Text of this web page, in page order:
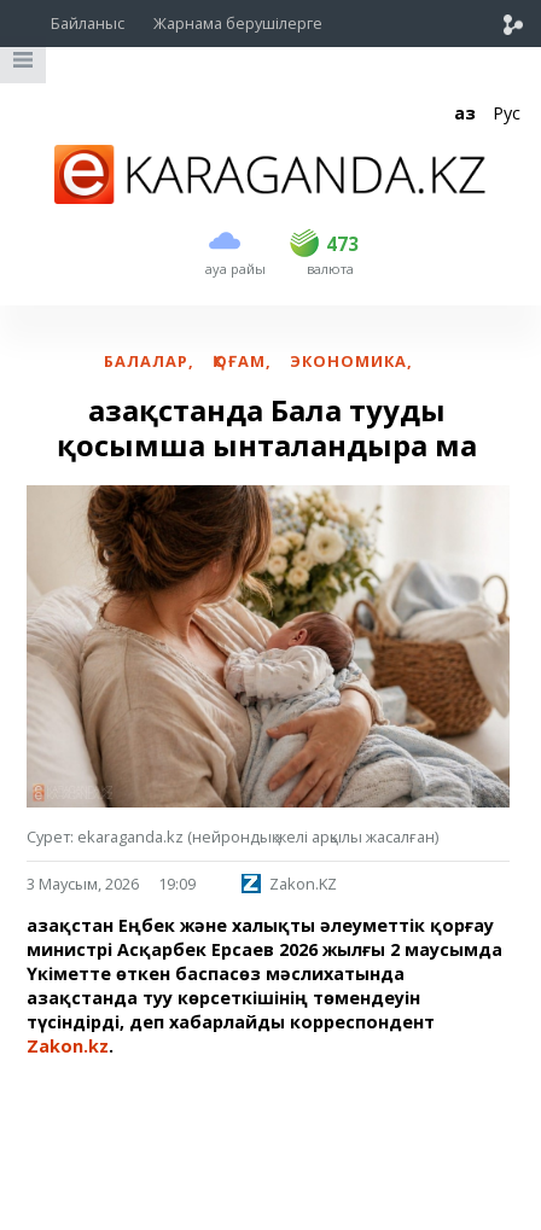
Байланыс Жарнама берушілерге
Қаз Рус
ауа райы
473
USD 470 473
EUR валюта
БАЛАЛАР, ҚОҒАМ, ЭКОНОМИКА,
Қазақстанда Бала тууды
қосымша ынталандыра ма
Сурет: ekaraganda.kz (нейрондық желі арқылы жасалған)
3 Маусым, 2026 19:09 Zakon.KZ
Қазақстан Еңбек және халықты әлеуметтік қорғау
министрі Асқарбек Ерсаев 2026 жылғы 2 маусымда
Үкіметте өткен баспасөз мәслихатында
Қазақстанда туу көрсеткішінің төмендеуін
түсіндірді, деп хабарлайды корреспондент
Zakon.kz.